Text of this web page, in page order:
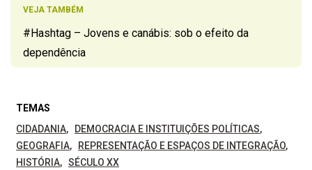
VEJA TAMBÉM
#Hashtag – Jovens e canábis: sob o efeito da
dependência
TEMAS
CIDADANIA
DEMOCRACIA E INSTITUIÇÕES POLÍTICAS
GEOGRAFIA
REPRESENTAÇÃO E ESPAÇOS DE INTEGRAÇÃO
HISTÓRIA
SÉCULO XX